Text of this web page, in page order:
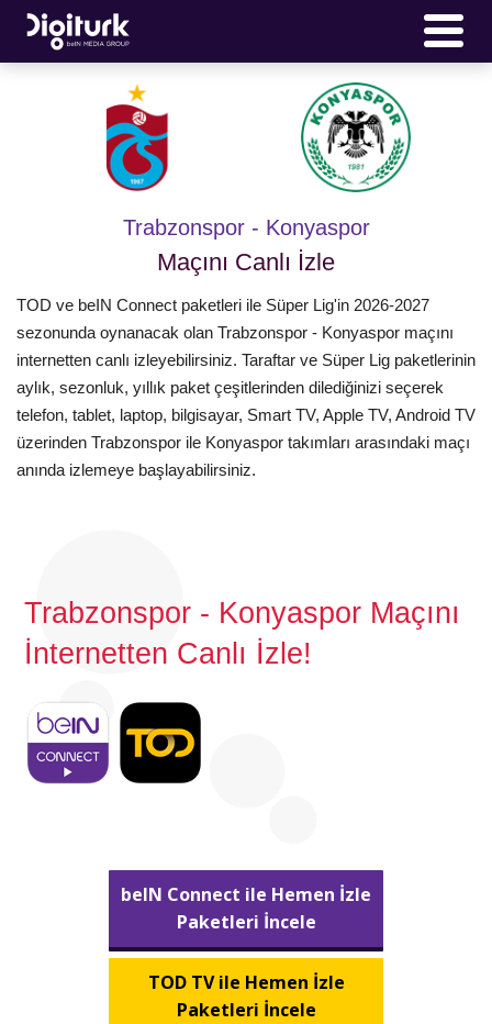
Trabzonspor - Konyaspor
Maçını Canlı İzle
TOD ve beIN Connect paketleri ile Süper Lig'in 2026-2027
sezonunda oynanacak olan Trabzonspor - Konyaspor maçını
internetten canlı izleyebilirsiniz. Taraftar ve Süper Lig paketlerinin
aylık, sezonluk, yıllık paket çeşitlerinden dilediğinizi seçerek
telefon, tablet, laptop, bilgisayar, Smart TV, Apple TV, Android TV
üzerinden Trabzonspor ile Konyaspor takımları arasındaki maçı
anında izlemeye başlayabilirsiniz.
Trabzonspor - Konyaspor Maçını
İnternetten Canlı İzle!
beIN Connect ile Hemen İzle
Paketleri İncele
TOD TV ile Hemen İzle
Paketleri İncele